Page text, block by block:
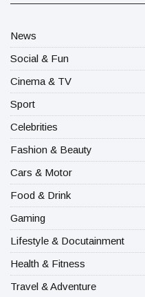
News
Social & Fun
Cinema & TV
Sport
Celebrities
Fashion & Beauty
Cars & Motor
Food & Drink
Gaming
Lifestyle & Docutainment
Health & Fitness
Travel & Adventure